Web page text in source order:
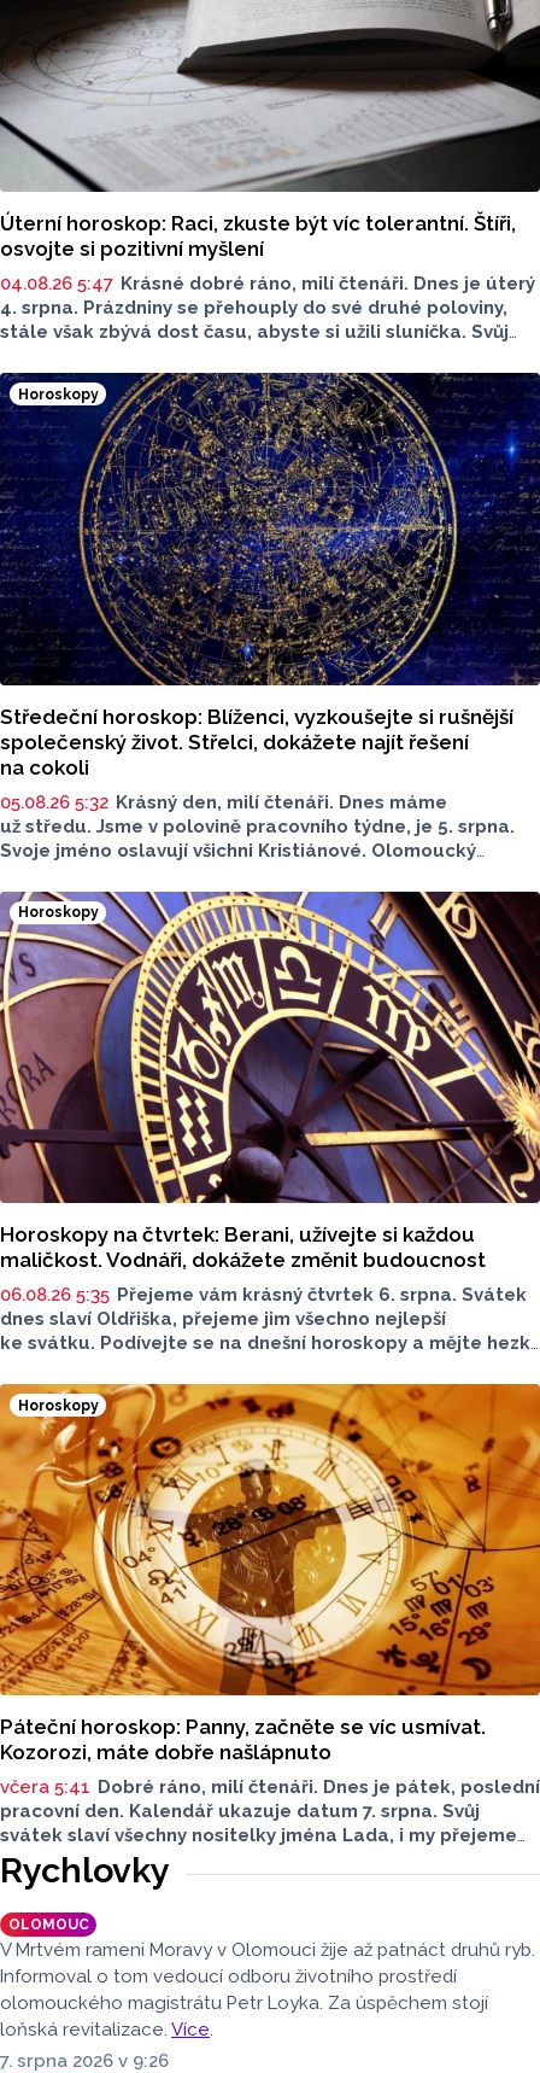
Úterní horoskop: Raci, zkuste být víc tolerantní. Štíři,
osvojte si pozitivní myšlení
04.08.26 5:47 Krásné dobré ráno, milí čtenáři. Dnes je úterý
4. srpna. Prázdniny se přehouply do své druhé poloviny,
stále však zbývá dost času, abyste si užili sluníčka. Svůj
všechno nejlepší. Podívejte se na dnešní horoskop.
Horoskopy
Středeční horoskop: Blíženci, vyzkoušejte si rušnější
společenský život. Střelci, dokážete najít řešení
na cokoli
05.08.26 5:32 Krásný den, milí čtenáři. Dnes máme
už středu. Jsme v polovině pracovního týdne, je 5. srpna.
Svoje jméno oslavují všichni Kristiánové. Olomoucký
Jaký bude dnešní den?
Horoskopy
Horoskopy na čtvrtek: Berani, užívejte si každou
maličkost. Vodnáři, dokážete změnit budoucnost
06.08.26 5:35 Přejeme vám krásný čtvrtek 6. srpna. Svátek
dnes slaví Oldřiška, přejeme jim všechno nejlepší
ke svátku. Podívejte se na dnešní horoskopy a mějte hezký
Horoskopy
Páteční horoskop: Panny, začněte se víc usmívat.
Kozorozi, máte dobře našlápnuto
včera 5:41 Dobré ráno, milí čtenáři. Dnes je pátek, poslední
pracovní den. Kalendář ukazuje datum 7. srpna. Svůj
svátek slaví všechny nositelky jména Lada, i my přejeme
vše nejlepší. Jaký bude dnešní den?
Rychlovky
OLOMOUC
V Mrtvém rameni Moravy v Olomouci žije až patnáct druhů ryb.
Informoval o tom vedoucí odboru životního prostředí
olomouckého magistrátu Petr Loyka. Za úspěchem stojí
loňská revitalizace. Více.
7. srpna 2026 v 9:26